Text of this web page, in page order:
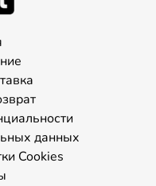
данных
Cookies